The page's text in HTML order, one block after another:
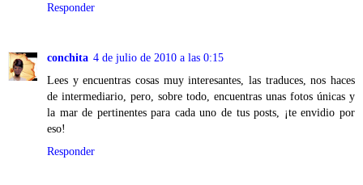
Responder
conchita 4 de julio de 2010 a las 0:15
Lees y encuentras cosas muy interesantes, las traduces, nos haces
de intermediario, pero, sobre todo, encuentras unas fotos únicas y
la mar de pertinentes para cada uno de tus posts, ¡te envidio por
eso!
Responder